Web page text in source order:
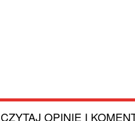
CZYTAJ OPINIE I